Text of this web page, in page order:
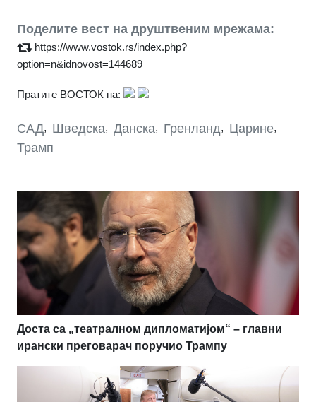
Поделите вест на друштвеним мрежама:
https://www.vostok.rs/index.php?
option=n&idnovost=144689
Пратите ВОСТОК на:
САД, Шведска, Данска, Гренланд, Царине,
Трамп
Доста са „театралном дипломатијом“ – главни
ирански преговарач поручио Трампу